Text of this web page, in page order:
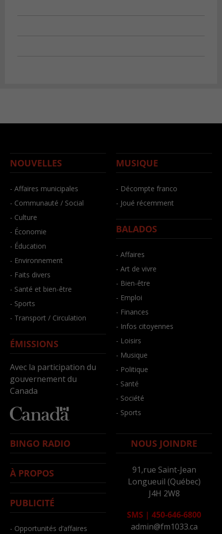
NOUVELLES
- Affaires municipales
- Communauté / Social
- Culture
- Économie
- Éducation
- Environnement
- Faits divers
- Santé et bien-être
- Sports
- Transport / Circulation
ÉMISSIONS
Avec la participation du
gouvernement du
Canada
MUSIQUE
- Décompte franco
- Joué récemment
BALADOS
- Affaires
- Art de vivre
- Bien-être
- Emploi
- Finances
- Infos citoyennes
- Loisirs
- Musique
- Politique
- Santé
- Société
- Sports
BINGO RADIO
À PROPOS
PUBLICITÉ
- Opportunités d’affaires
NOUS JOINDRE
91,rue Saint-Jean
Longueuil (Québec)
J4H 2W8
SMS | 450-646-6800
admin@fm1033.ca